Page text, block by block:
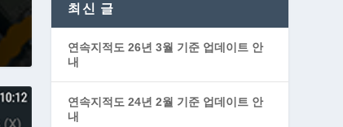
최신 글
연속지적도 26년 3월 기준 업데이트 안
내
연속지적도 24년 2월 기준 업데이트 안
내